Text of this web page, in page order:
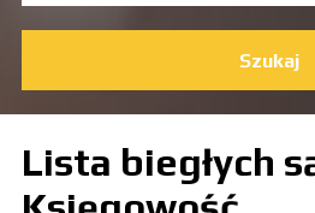
Szukaj
Lista biegłych